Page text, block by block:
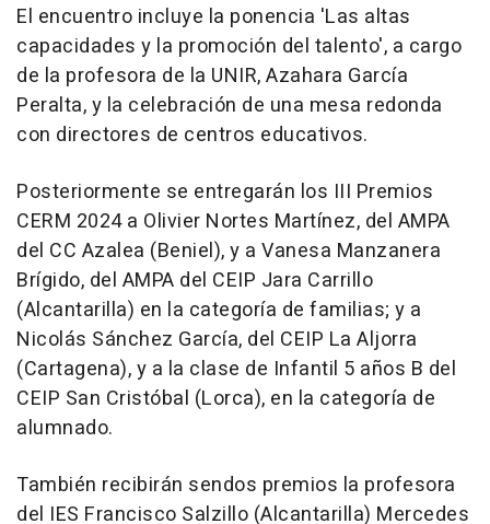
El encuentro incluye la ponencia 'Las altas
capacidades y la promoción del talento', a cargo
de la profesora de la UNIR, Azahara García
Peralta, y la celebración de una mesa redonda
con directores de centros educativos.
Posteriormente se entregarán los III Premios
CERM 2024 a Olivier Nortes Martínez, del AMPA
del CC Azalea (Beniel), y a Vanesa Manzanera
Brígido, del AMPA del CEIP Jara Carrillo
(Alcantarilla) en la categoría de familias; y a
Nicolás Sánchez García, del CEIP La Aljorra
(Cartagena), y a la clase de Infantil 5 años B del
CEIP San Cristóbal (Lorca), en la categoría de
alumnado.
También recibirán sendos premios la profesora
del IES Francisco Salzillo (Alcantarilla) Mercedes